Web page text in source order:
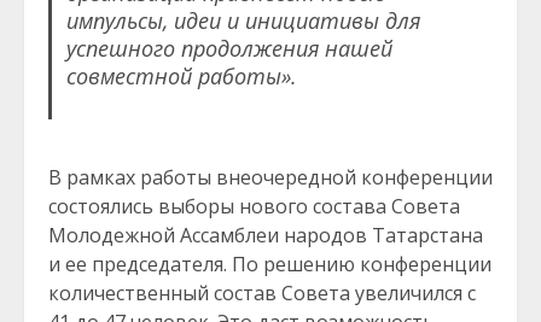
импульсы, идеи и инициативы для
успешного продолжения нашей
совместной работы».
В рамках работы внеочередной конференции
состоялись выборы нового состава Совета
Молодежной Ассамблеи народов Татарстана
и ее председателя. По решению конференции
количественный состав Совета увеличился с